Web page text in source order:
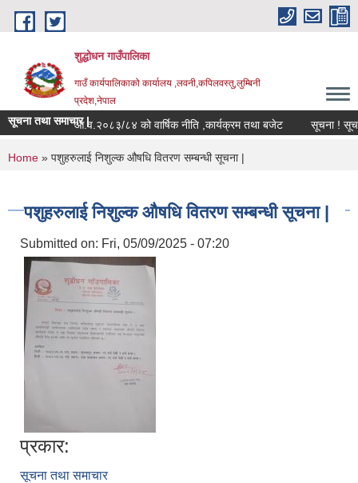
Skip to main content
शुद्धोधन गाउँपालिका
गाउँ कार्यपालिकाको कार्यालय ,लवनी,कपिलवस्तु,लुम्बिनी
प्रदेश,नेपाल
सूचना तथा समाचार |आ.व.२०८३/८४ को वार्षिक नीति ,कार्यक्रम तथा बजेट सूचना !
You are here
Home » पशुहरुलाई निशुल्क औषधि वितरण सम्बन्धी सूचना |
पशुहरुलाई निशुल्क औषधि वितरण सम्बन्धी सूचना |
Submitted on: Fri, 05/09/2025 - 07:20
प्रकार:
सूचना तथा समाचार